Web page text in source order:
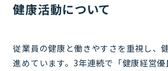
健康活動について
従業員の健康と働きやすさを重視し、
進めています。3年連続で「健康経営